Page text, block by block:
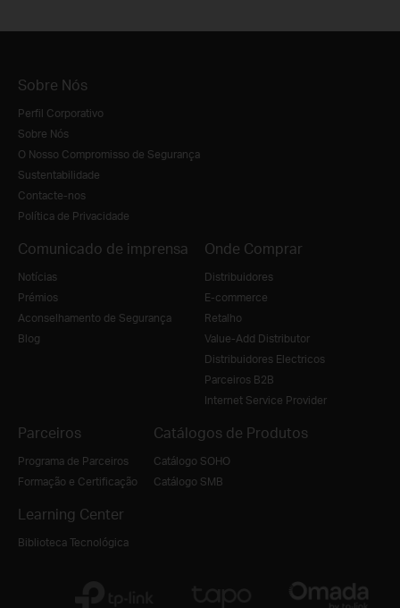
Sobre Nós
Perfil Corporativo
Sobre Nós
O Nosso Compromisso de Segurança
Sustentabilidade
Contacte-nos
Política de Privacidade
Comunicado de imprensa
Notícias
Prémios
Aconselhamento de Segurança
Blog
Onde Comprar
Distribuidores
E-commerce
Retalho
Value-Add Distributor
Distribuidores Electricos
Parceiros B2B
Internet Service Provider
Parceiros
Programa de Parceiros
Formação e Certificação
Catálogos de Produtos
Catálogo SOHO
Catálogo SMB
Learning Center
Biblioteca Tecnológica